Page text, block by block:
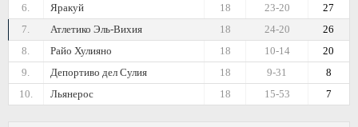
6.
Яракуй 27
23-20
18
7.
Атлетико Эль-Вихия 26
24-20
18
8.
Райо Хулияно 20
10-14
18
9.
Депортиво дел Сулия 8
9-31
18
10.
Льянерос 7
15-53
18